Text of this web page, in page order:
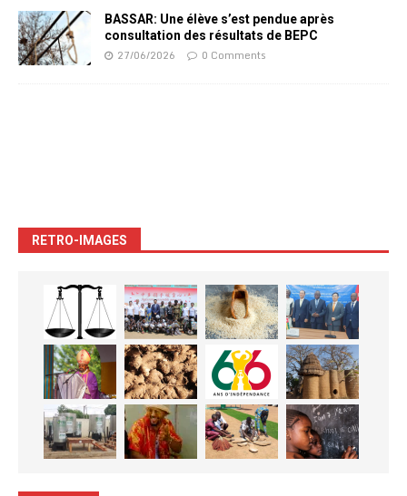
BASSAR: Une élève s’est pendue après
consultation des résultats de BEPC
27/06/2026 0 Comments
RETRO-IMAGES